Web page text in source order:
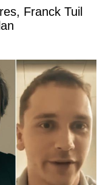
Franck Tuil